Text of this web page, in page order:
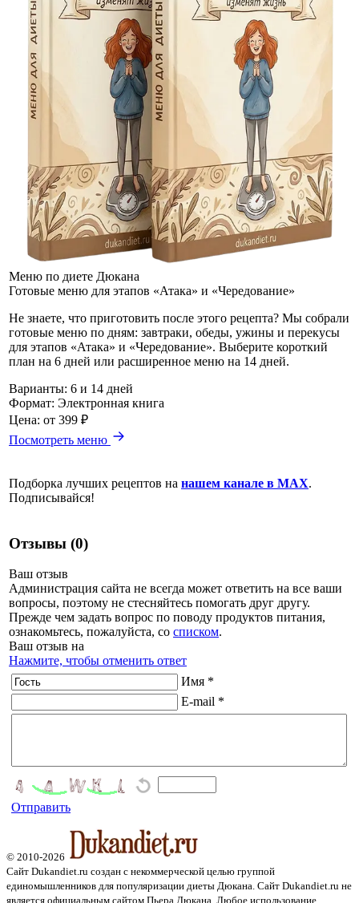
Меню по диете Дюкана
Готовые меню для этапов «Атака» и «Чередование»
Не знаете, что приготовить после этого рецепта? Мы собрали
готовые меню по дням: завтраки, обеды, ужины и перекусы
для этапов «Атака» и «Чередование». Выберите короткий
план на 6 дней или расширенное меню на 14 дней.
Варианты: 6 и 14 дней
Формат: Электронная книга
Цена: от 399 ₽
Посмотреть меню
Подборка лучших рецептов на нашем канале в MAX.
Подписывайся!
Отзывы (0)
Ваш отзыв
Администрация сайта не всегда может ответить на все ваши
вопросы, поэтому не стесняйтесь помогать друг другу.
Прежде чем задать вопрос по поводу продуктов питания,
ознакомьтесь, пожалуйста, со списком.
Ваш отзыв на
Нажмите, чтобы отменить ответ
Имя *
E-mail *
Отправить
© 2010-2026
Сайт Dukandiet.ru создан с некоммерческой целью группой
единомышленников для популяризации диеты Дюкана. Сайт Dukandiet.ru не
является официальным сайтом Пьера Дюкана. Любое использование